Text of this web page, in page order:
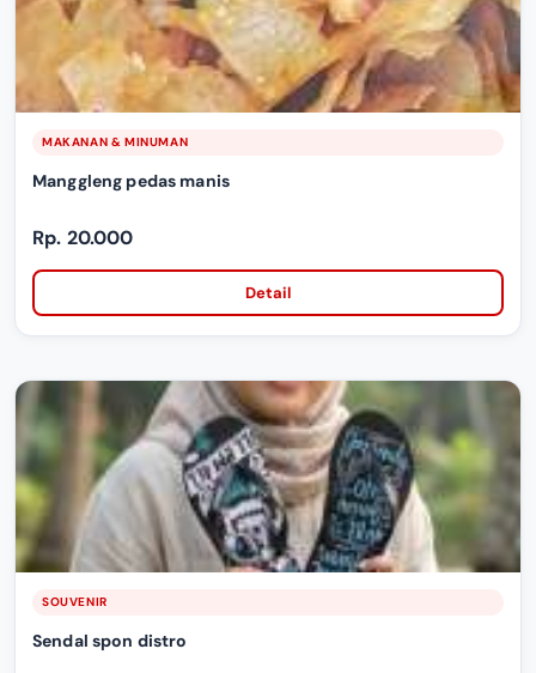
MAKANAN & MINUMAN
Manggleng pedas manis
Rp. 20.000
Detail
SOUVENIR
Sendal spon distro